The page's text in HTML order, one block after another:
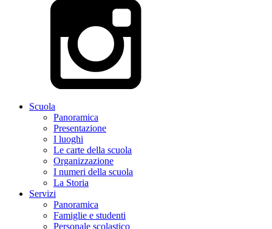
Scuola
Panoramica
Presentazione
I luoghi
Le carte della scuola
Organizzazione
I numeri della scuola
La Storia
Servizi
Panoramica
Famiglie e studenti
Personale scolastico